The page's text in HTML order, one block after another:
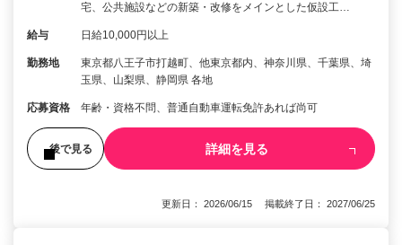
宅、公共施設などの新築・改修をメインとした仮設工…
給与 日給10,000円以上
勤務地
東京都八王子市打越町、他東京都内、神奈川県、千葉県、埼
玉県、山梨県、静岡県 各地
応募資格 年齢・資格不問、普通自動車運転免許あれば尚可
後で見る 詳細を見る
更新日： 2026/06/15 掲載終了日： 2027/06/25